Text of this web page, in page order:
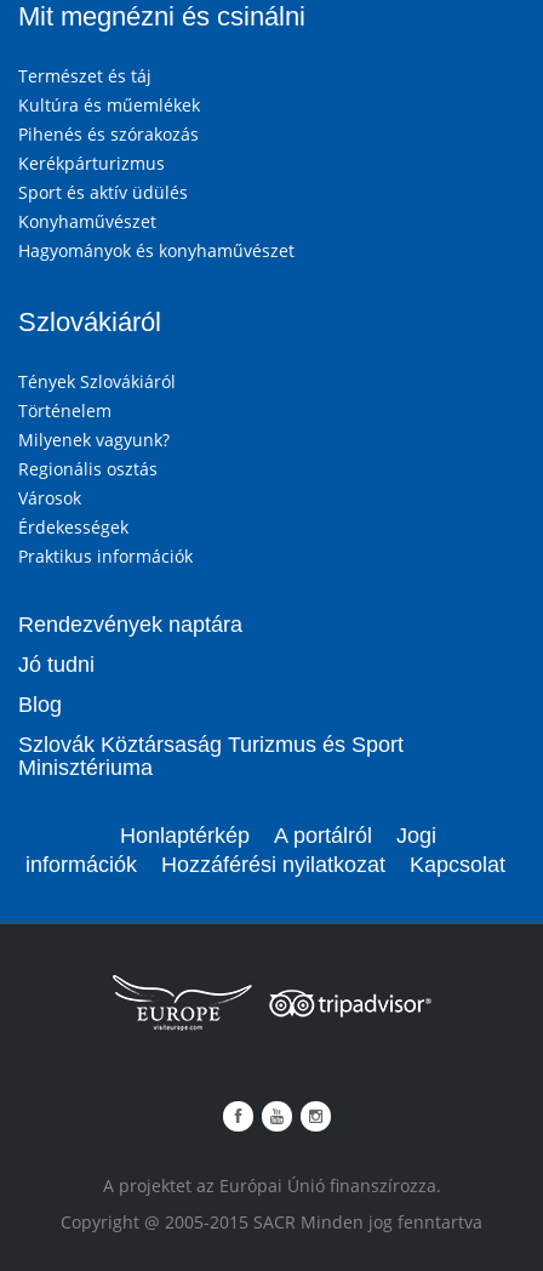
Mit megnézni és csinálni
Természet és táj
Kultúra és műemlékek
Pihenés és szórakozás
Kerékpárturizmus
Sport és aktív üdülés
Konyhaművészet
Hagyományok és konyhaművészet
Szlovákiáról
Tények Szlovákiáról
Történelem
Milyenek vagyunk?
Regionális osztás
Városok
Érdekességek
Praktikus információk
Rendezvények naptára
Jó tudni
Blog
Szlovák Köztársaság Turizmus és Sport
Minisztériuma
Honlaptérkép A portálról
Jogi
információk
Hozzáférési nyilatkozat Kapcsolat
A projektet az Európai Únió finanszírozza.
Copyright @ 2005-2015 SACR Minden jog fenntartva